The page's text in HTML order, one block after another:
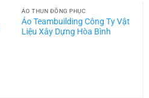
ÁO THUN ĐỒNG PHỤC
Áo Teambuilding Công Ty Vật
Liệu Xây Dựng Hòa Bình